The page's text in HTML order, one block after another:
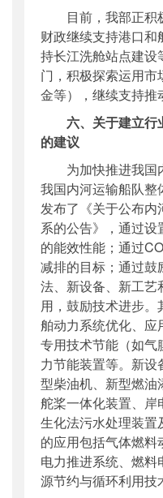
目前，我部正
财政继续支持港口
持长江洗舱站点建设
门，积极探索运用
金等），继续支持推
六、 关于建立行
的建议
为加快推进我国
我国内河运输船队
发布了《关于公布
系的公告》，通过
的能效性能；通过
减排的目标；通过
法、新设备、新工
用，鼓励技术进步
舶动力系统优化、应
专用技术节能（如气
力节能装置等。新
型柴油机、新型燃油
舵桨一体化装置、岸
生化法污水处理装
的应用包括气体燃料
电力推进系统、燃
源节约与循环利用技